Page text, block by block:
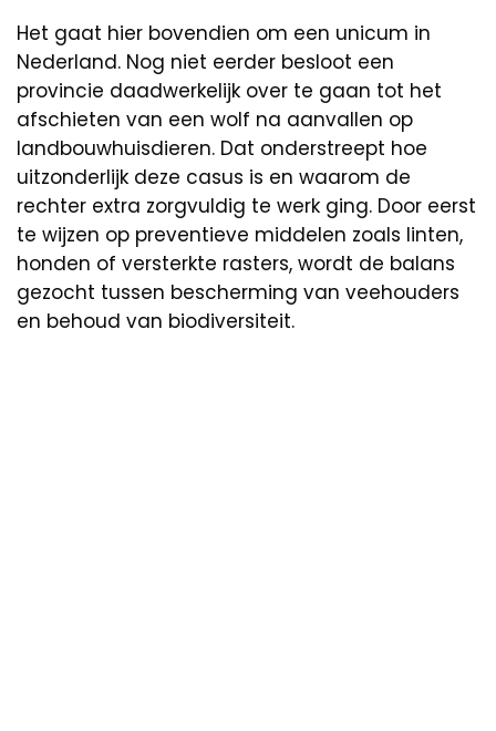
Het gaat hier bovendien om een unicum in
Nederland. Nog niet eerder besloot een
provincie daadwerkelijk over te gaan tot het
afschieten van een wolf na aanvallen op
landbouwhuisdieren. Dat onderstreept hoe
uitzonderlijk deze casus is en waarom de
rechter extra zorgvuldig te werk ging. Door eerst
te wijzen op preventieve middelen zoals linten,
honden of versterkte rasters, wordt de balans
gezocht tussen bescherming van veehouders
en behoud van biodiversiteit.